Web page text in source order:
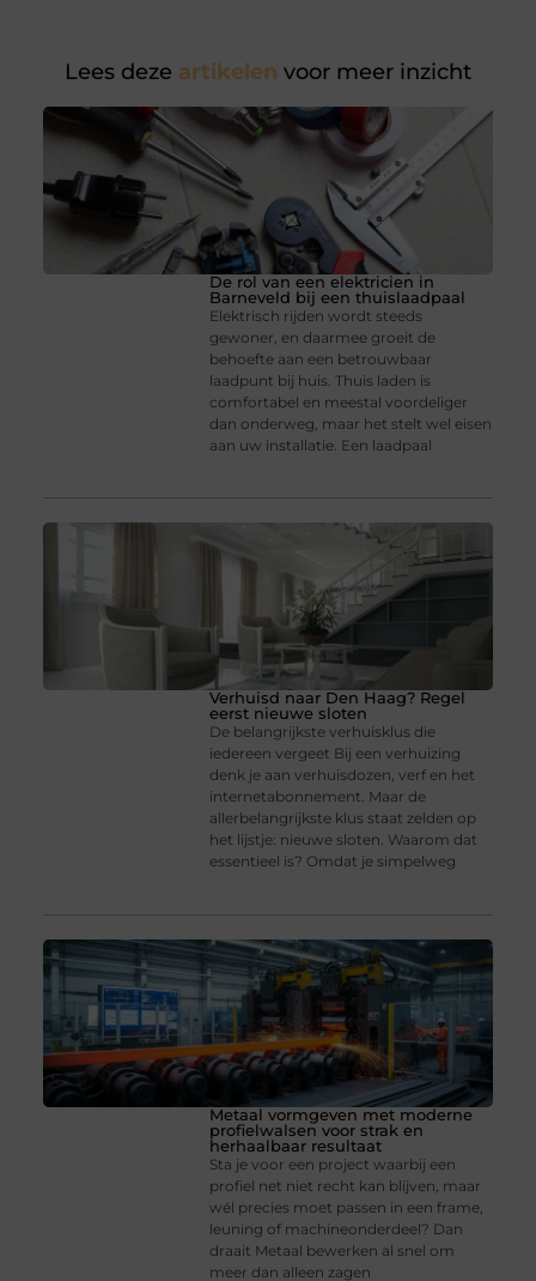
Lees deze artikelen voor meer inzicht
De rol van een elektricien in
Barneveld bij een thuislaadpaal
Elektrisch rijden wordt steeds
gewoner, en daarmee groeit de
behoefte aan een betrouwbaar
laadpunt bij huis. Thuis laden is
comfortabel en meestal voordeliger
dan onderweg, maar het stelt wel eisen
aan uw installatie. Een laadpaal
Verhuisd naar Den Haag? Regel
eerst nieuwe sloten
De belangrijkste verhuisklus die
iedereen vergeet Bij een verhuizing
denk je aan verhuisdozen, verf en het
internetabonnement. Maar de
allerbelangrijkste klus staat zelden op
het lijstje: nieuwe sloten. Waarom dat
essentieel is? Omdat je simpelweg
Metaal vormgeven met moderne
profielwalsen voor strak en
herhaalbaar resultaat
Sta je voor een project waarbij een
profiel net niet recht kan blijven, maar
wél precies moet passen in een frame,
leuning of machineonderdeel? Dan
draait Metaal bewerken al snel om
meer dan alleen zagen